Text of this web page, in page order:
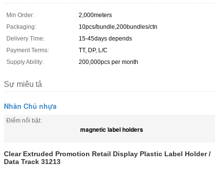
Min Order:
2,000meters
Packaging:
10pcs/bundle,200bundles/ctn
Delivery Time:
15-45days depends
Payment Terms:
TT, DP, L/C
Supply Ability:
200,000pcs per month
Sự miêu tả
Nhãn Chủ nhựa
Điểm nổi bật:
magnetic label holders
Clear Extruded Promotion Retail Display Plastic Label Holder /
Data Track 31213